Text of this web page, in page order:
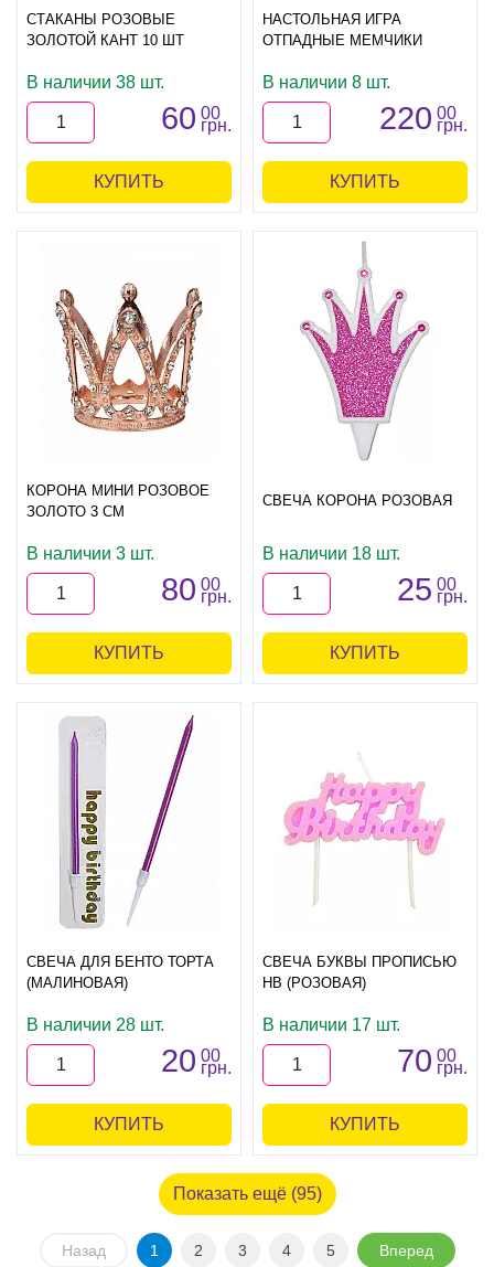
СТАКАНЫ РОЗОВЫЕ
ЗОЛОТОЙ КАНТ 10 ШТ
В наличии 38 шт.
60 00
грн.
КУПИТЬ
НАСТОЛЬНАЯ ИГРА
ОТПАДНЫЕ МЕМЧИКИ
В наличии 8 шт.
220 00
грн.
КУПИТЬ
КОРОНА МИНИ РОЗОВОЕ
ЗОЛОТО 3 СМ
В наличии 3 шт.
80 00
грн.
КУПИТЬ
СВЕЧА КОРОНА РОЗОВАЯ
В наличии 18 шт.
25 00
грн.
КУПИТЬ
СВЕЧА ДЛЯ БЕНТО ТОРТА
(МАЛИНОВАЯ)
В наличии 28 шт.
20 00
грн.
КУПИТЬ
СВЕЧА БУКВЫ ПРОПИСЬЮ
HB (РОЗОВАЯ)
В наличии 17 шт.
70 00
грн.
КУПИТЬ
Показать ещё (95)
Назад 1 2 3 4 5 Вперед